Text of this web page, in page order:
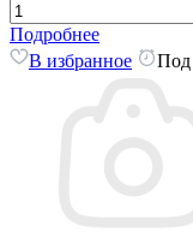
Подробнее
В избранное
Под